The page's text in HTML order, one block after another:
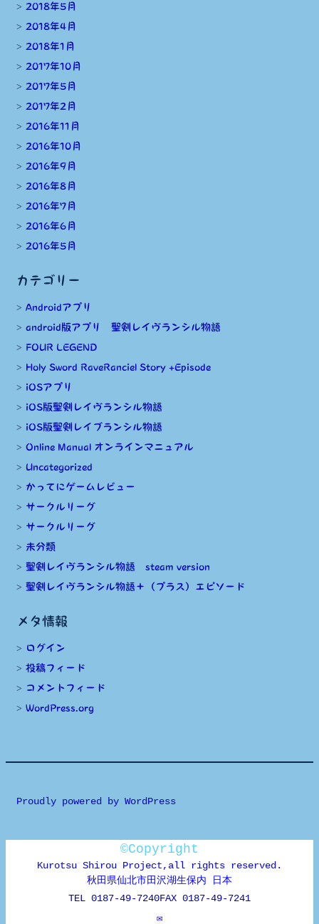
2018年5月
2018年4月
2018年1月
2017年10月
2017年5月
2017年2月
2016年11月
2016年10月
2016年9月
2016年8月
2016年7月
2016年6月
2016年5月
カテゴリー
Androidアプリ
android版アプリ 聖剣レイヴランシル物語
FOUR LEGEND
Holy Sword RaveRanciel Story +Episode
iOSアプリ
iOS版聖剣レイヴランシル物語
iOS版聖剣レイブランシル物語
Online Manual オンラインマニュアル
Uncategorized
かってにゲームレビュー
サークルリーグ
サークルリーグ
未分類
聖剣レイヴランシル物語 steam version
聖剣レイヴランシル物語＋（プラス）エピソード
メタ情報
ログイン
投稿フィード
コメントフィード
WordPress.org
Proudly powered by WordPress
©Copyright
Kurotsu Shirou Project,all rights reserved.
秋田県仙北市田沢湖生保内 日本
TEL 0187-49-7240FAX 0187-49-7241
✉